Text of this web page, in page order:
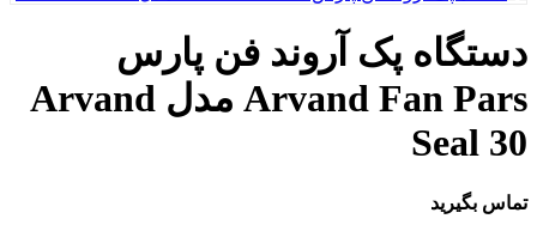
دستگاه پک آروند فن پارس
Arvand Fan Pars مدل Arvand
Seal 30
تماس بگیرید